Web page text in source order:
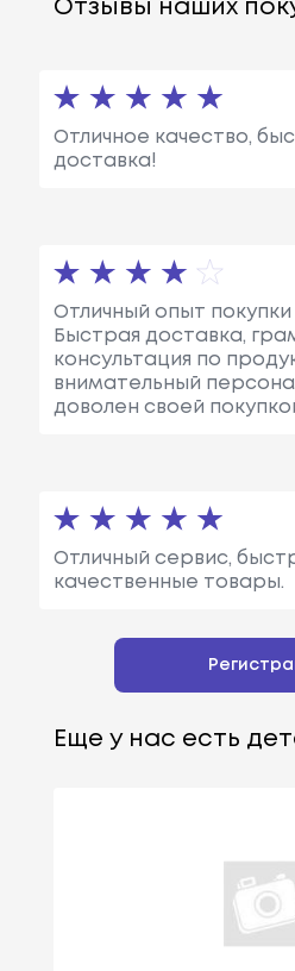
Отзывы наших
Отличное качество,
доставка!
Отличный опыт
Быстрая доставка,
консультация по
внимательный
доволен своей
Отличный сервис,
качественные товары.
Еще у нас есть